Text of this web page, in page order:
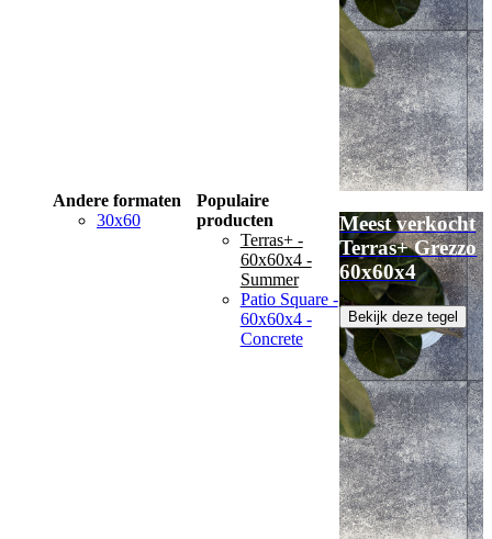
Andere formaten
30x60
Populaire
producten
Terras+ -
60x60x4 -
Summer
Patio Square -
60x60x4 -
Concrete
Meest verkocht
Terras+ Grezzo
60x60x4
Bekijk deze tegel